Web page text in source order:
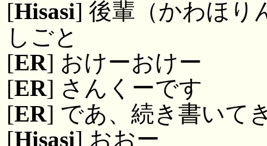
[Hisasi] 後輩（かわほり
しごと
[ER] おけーおけー
[ER] さんくーです
[ER] であ、続き書いて
[Hisasi] おおー